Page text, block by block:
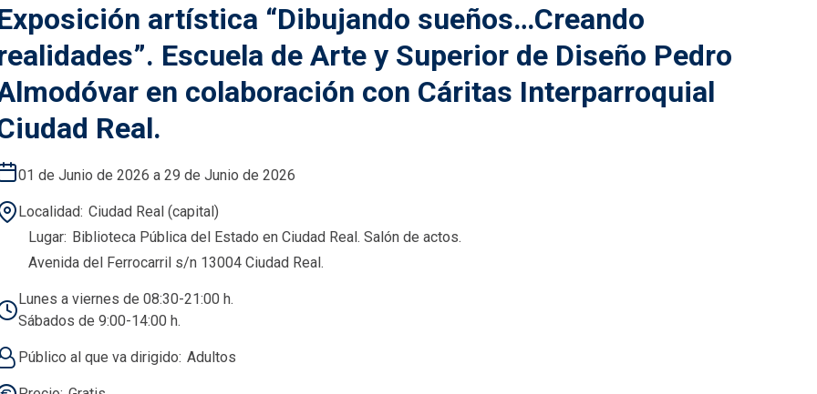
artística “Dibujando sueños…Creando
Escuela de Arte y Superior de Diseño Pedro
en colaboración con Cáritas Interparroquial
Real.
01 de Junio de 2026 a 29 de Junio de 2026
Localidad Ciudad Real (capital)
Lugar Biblioteca Pública del Estado en Ciudad Real. Salón de actos.
Avenida del Ferrocarril s/n 13004 Ciudad Real.
Lunes a viernes de 08:30-21:00 h.
Sábados de 9:00-14:00 h.
Público al que va dirigido Adultos